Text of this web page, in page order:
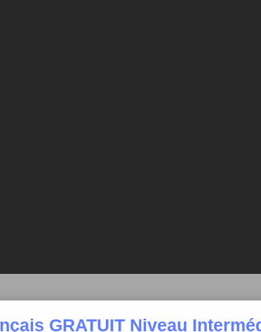
bas de cette page ;-)
GRATUIT Niveau